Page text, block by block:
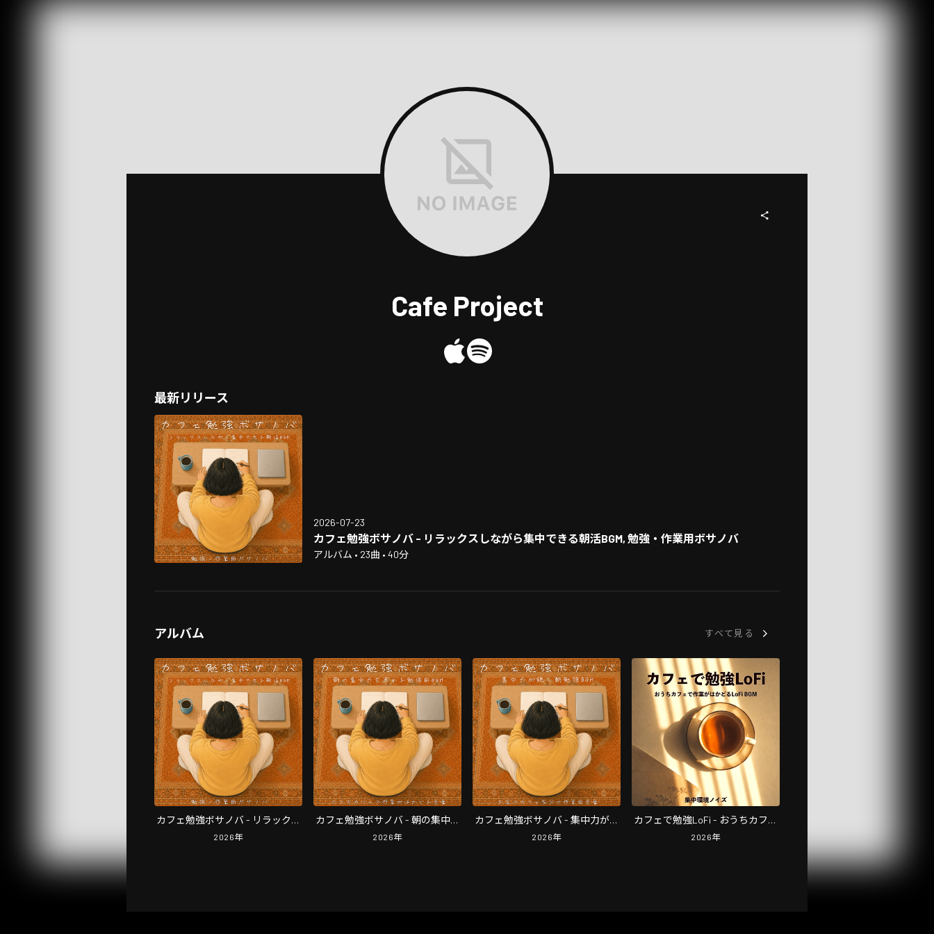
Cafe Project
最新リリース
2026-07-23
カフェ勉強ボサノバ - リラックスしながら集中できる朝活BGM, 勉強・作業用ボサノバ
アルバム • 23曲 • 40分
アルバム すべて見る
カフェ勉強ボサノバ - リラックス
しながら集中できる朝活BGM, 勉
2026年
カフェ勉強ボサノバ - 朝の集中力
を高める勉強用BGM, おうちカフ
2026年
カフェ勉強ボサノバ - 集中力が続
く朝勉強BGM, お家でカフェ気分
2026年
カフェで勉強LoFi - おうちカフェ
で作業がはかどるLoFi BGM, 集中
2026年